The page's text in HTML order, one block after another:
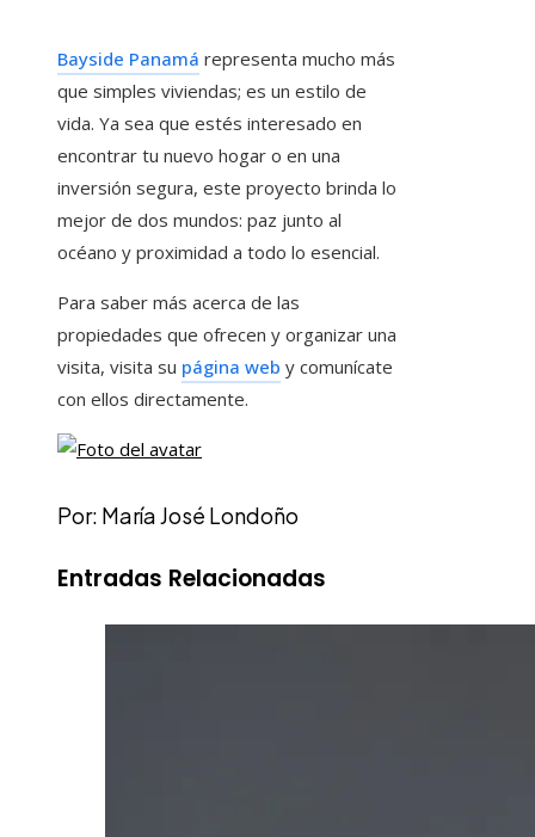
Bayside Panamá representa mucho más
que simples viviendas; es un estilo de
vida. Ya sea que estés interesado en
encontrar tu nuevo hogar o en una
inversión segura, este proyecto brinda lo
mejor de dos mundos: paz junto al
océano y proximidad a todo lo esencial.
Para saber más acerca de las
propiedades que ofrecen y organizar una
visita, visita su página web y comunícate
con ellos directamente.
Por: María José Londoño
Entradas Relacionadas